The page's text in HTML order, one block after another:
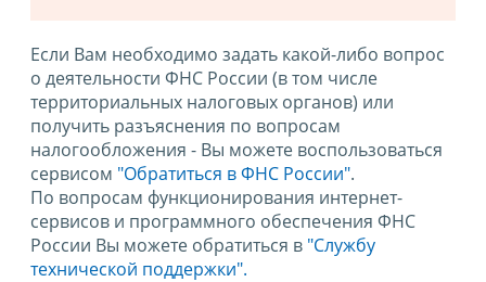
Если Вам необходимо задать какой-либо вопрос
о деятельности ФНС России (в том числе
территориальных налоговых органов) или
получить разъяснения по вопросам
налогообложения - Вы можете воспользоваться
сервисом "Обратиться в ФНС России".
По вопросам функционирования интернет-
сервисов и программного обеспечения ФНС
России Вы можете обратиться в "Службу
технической поддержки".